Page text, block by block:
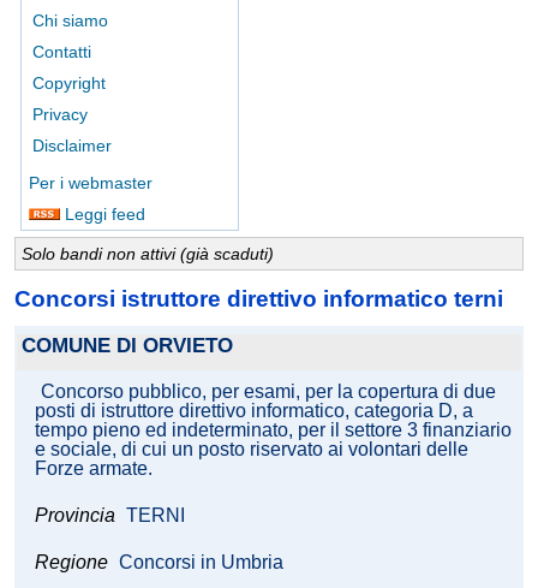
Chi siamo
Contatti
Copyright
Privacy
Disclaimer
Per i webmaster
Leggi feed
Solo bandi non attivi (già scaduti)
Concorsi istruttore direttivo informatico terni
COMUNE DI ORVIETO
Concorso pubblico, per esami, per la copertura di due
posti di istruttore direttivo informatico, categoria D, a
tempo pieno ed indeterminato, per il settore 3 finanziario
e sociale, di cui un posto riservato ai volontari delle
Forze armate.
Provincia TERNI
Regione Concorsi in Umbria